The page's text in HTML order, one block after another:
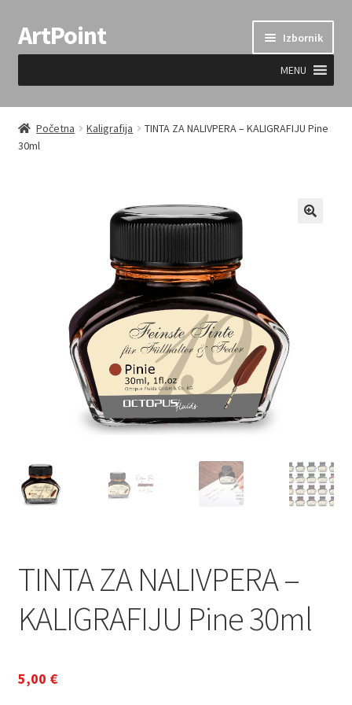
Preskoči
na
Skoči
do
ArtPoint Izbornik
MENU
Uvjeti prodaje
Početna Kaligrafija
TINTA ZA NALIVPERA – KALIGRAFIJU Pine
30ml
TINTA ZA NALIVPERA –
KALIGRAFIJU Pine 30ml
5,00 €